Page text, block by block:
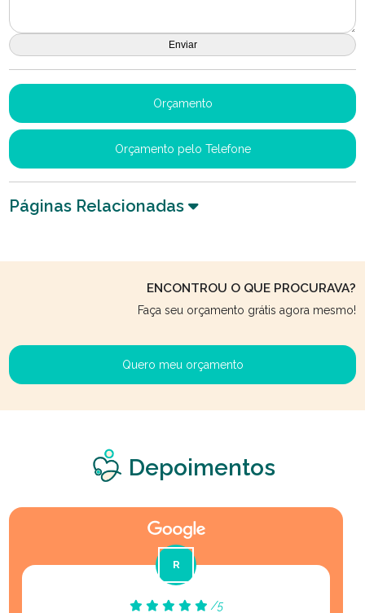
Orçamento
Orçamento pelo Telefone
Páginas Relacionadas
ENCONTROU O QUE PROCURAVA?
Faça seu orçamento grátis agora mesmo!
Quero meu orçamento
Depoimentos
/5